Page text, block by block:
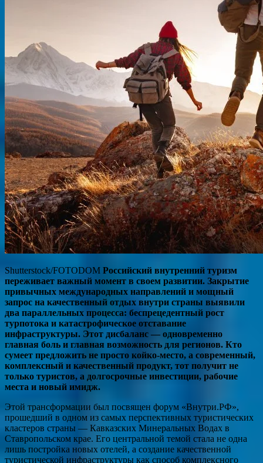
Shutterstock/FOTODOM Российский внутренний туризм
переживает важный момент в своем развитии. Закрытие
привычных международных направлений и мощный
запрос на качественный отдых внутри страны выявили
два параллельных процесса: беспрецедентный рост
турпотока и катастрофическое отставание
инфраструктуры. Этот дисбаланс — одновременно
главная боль и главная возможность для регионов. Кто
сумеет предложить не просто койко-место, а современный,
комплексный и качественный продукт, тот получит не
только туристов, а долгосрочные инвестиции, рабочие
места и новый имидж.
Этой трансформации был посвящен форум «Внутри.РФ»,
прошедший в одном из самых перспективных туристических
кластеров страны — Кавказских Минеральных Водах в
Ставропольском крае. Его центральной темой стала не одна
лишь постройка новых отелей, а создание качественной
туристической инфраструктуры как способ комплексного